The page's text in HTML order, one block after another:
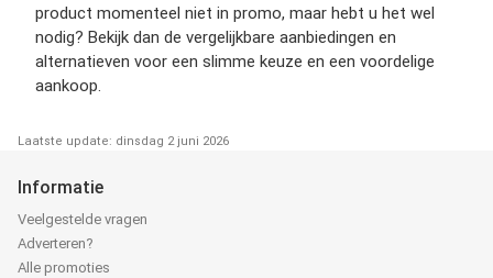
product momenteel niet in promo, maar hebt u het wel
nodig? Bekijk dan de vergelijkbare aanbiedingen en
alternatieven voor een slimme keuze en een voordelige
aankoop.
Laatste update: dinsdag 2 juni 2026
Informatie
Veelgestelde vragen
Adverteren?
Alle promoties